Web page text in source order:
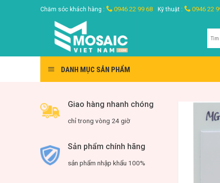
Chăm sóc khách hàng : 0946 22 99 68 Kỹ thuật : 0946 22
DANH MỤC SẢN PHẨM
Giao hàng nhanh chóng
chỉ trong vòng 24 giờ
Sản phẩm chính hãng
sản phẩm nhập khẩu 100%